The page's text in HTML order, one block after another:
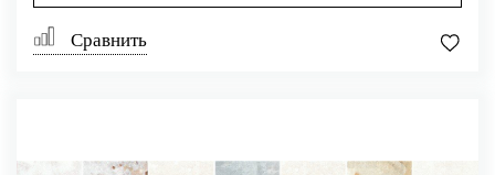
Сравнить